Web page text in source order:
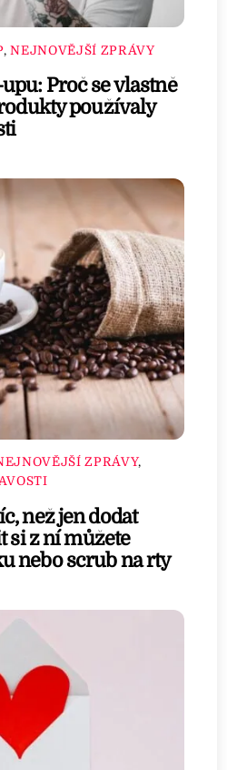
,NEJNOVĚJŠÍ ZPRÁVY
Proč se vlastně
používaly
ZPRÁVY,
než jen dodat
si z ní můžete
nebo scrub na rty